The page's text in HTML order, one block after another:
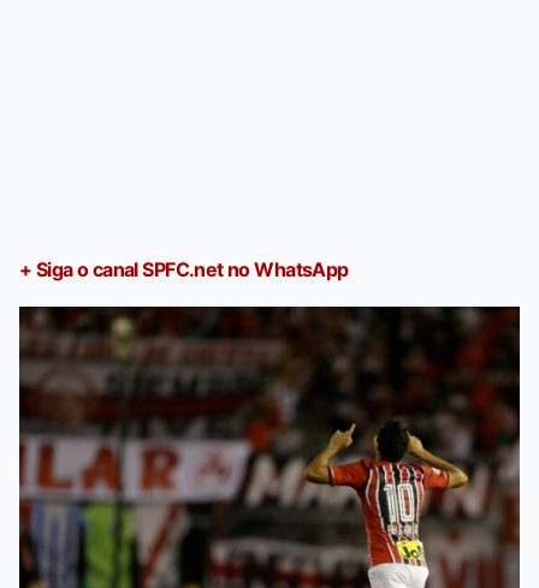
+ Siga o canal SPFC.net no WhatsApp